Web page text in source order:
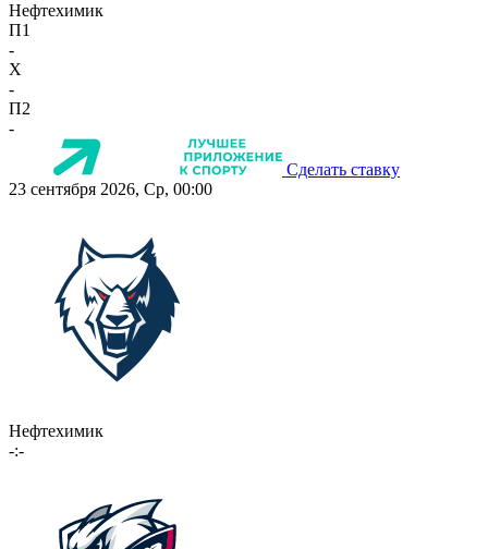
Нефтехимик
П1
-
X
-
П2
-
Сделать ставку
23 сентября 2026, Ср, 00:00
Нефтехимик
-:-